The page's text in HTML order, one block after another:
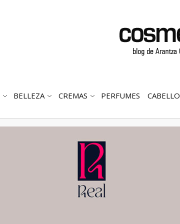
ABRIR
ABRIR
BELLEZA
ABRIR
CREMAS PERFUMES CABELLO